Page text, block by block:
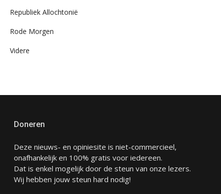
Republiek Allochtonië
Rode Morgen
Videre
Doneren
Deze nieuws- en opiniesite is niet-commercieel,
onafhankelijk en 100% gratis voor iedereen.
Dat is enkel mogelijk door de steun van onze lezers.
Wij hebben jouw steun hard nodig!